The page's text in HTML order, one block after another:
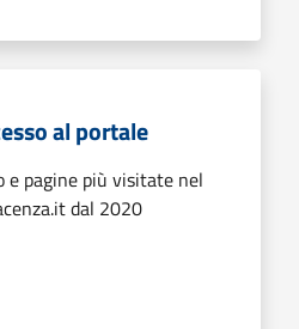
al portale
e pagine più visitate nel
dal 2020